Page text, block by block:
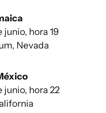
junio, hora 19
Nevada
junio, hora 22